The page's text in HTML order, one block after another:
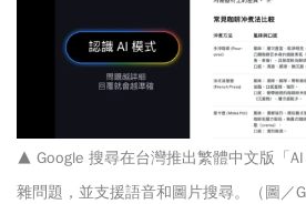
▲ Google 搜尋在台灣推出繁體中文版「
雜問題，並支援語音和圖片搜尋。（圖／